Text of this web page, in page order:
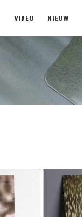
VIDEO NIEUW